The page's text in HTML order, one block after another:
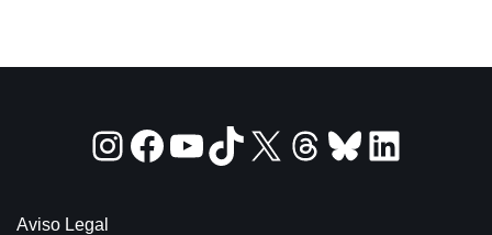
Aviso Legal